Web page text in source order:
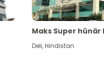
Maks Super
Deli,Hindistan